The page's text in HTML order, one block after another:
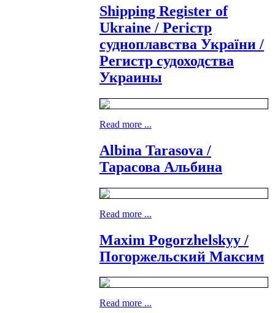
Shipping Register of
Ukraine / Регістр
судноплавства України /
Регистр судоходства
Украины
Read more ...
Albina Tarasova /
Тарасова Альбина
Read more ...
Maxim Pogorzhelskyy /
Погоржельский Максим
Read more ...